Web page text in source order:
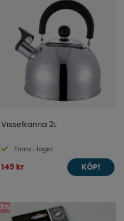
Visselkanna 2L
Finns i lager
149 kr KÖP!
3%